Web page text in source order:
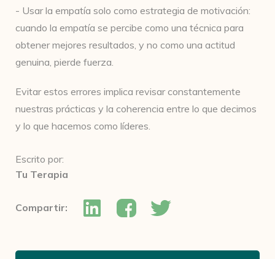
- Usar la empatía solo como estrategia de motivación:
cuando la empatía se percibe como una técnica para
obtener mejores resultados, y no como una actitud
genuina, pierde fuerza.
Evitar estos errores implica revisar constantemente
nuestras prácticas y la coherencia entre lo que decimos
y lo que hacemos como líderes.
Escrito por:
Tu Terapia
Compartir: